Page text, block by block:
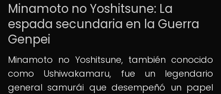
Minamoto no Yoshitsune: La
espada secundaria en la Guerra
Genpei
Minamoto no Yoshitsune, también conocido
como Ushiwakamaru, fue un legendario
general samurái que desempeñó un papel